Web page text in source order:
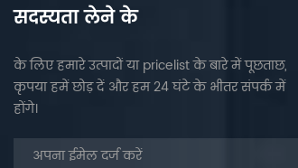
सदस्यता लेने के
के लिए हमारे उत्पादों या pricelist के बारे में पूछताछ,
कृपया हमें छोड़ दें और हम 24 घंटे के भीतर संपर्क में
होंगे।